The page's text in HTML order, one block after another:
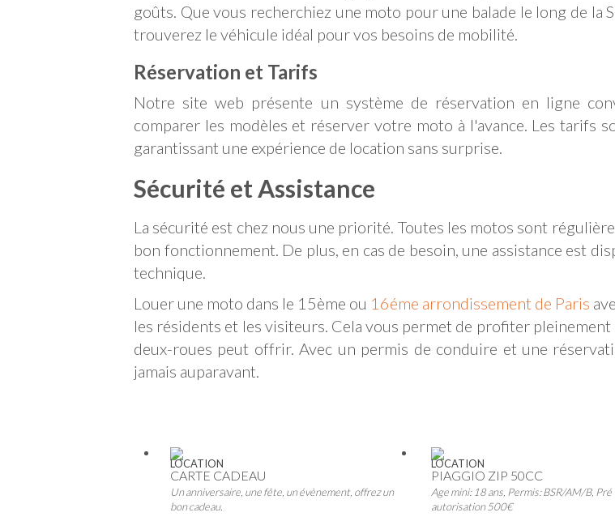
goûts. Que vous recherchiez une moto pour une balade le long de
trouverez le véhicule idéal pour vos besoins de mobilité.
Réservation et Tarifs
Notre site web présente un système de réservation en ligne
comparer les modèles et réserver votre moto à l'avance. Les tarifs
garantissant une expérience de location sans surprise.
Sécurité et Assistance
La sécurité est chez nous une priorité. Toutes les motos sont
bon fonctionnement. De plus, en cas de besoin, une assistance est
technique.
Louer une moto dans le 15ème ou 16éme arrondissement de Paris
les résidents et les visiteurs. Cela vous permet de profiter
deux-roues peut offrir. Avec un permis de conduire et une
jamais auparavant.
LOCATION
CARTE CADEAU
Un anniversaire, une fête, un évènement, offrez un
bon cadeau.
LOCATION
PIAGGIO ZIP 50CC
Age mini: 18 ans, Permis: BSR/AM/B, Pré
autorisation 500€